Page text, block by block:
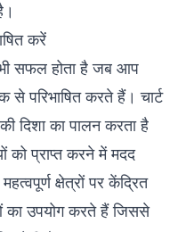
करें
सफल होता है जब आप
से परिभाषित करते हैं। चार्ट
दिशा का पालन करता है
को प्राप्त करने में मदद
क्षेत्रों पर केंद्रित
का उपयोग करते हैं जिससे